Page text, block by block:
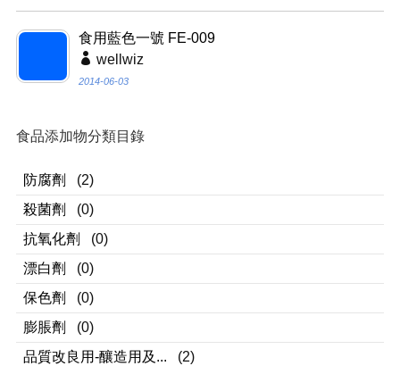
食用藍色一號 FE-009
wellwiz
2014-06-03
食品添加物分類目錄
防腐劑
(2)
殺菌劑
(0)
抗氧化劑
(0)
漂白劑
(0)
保色劑
(0)
膨脹劑
(0)
品質改良用-釀造用及...
(2)